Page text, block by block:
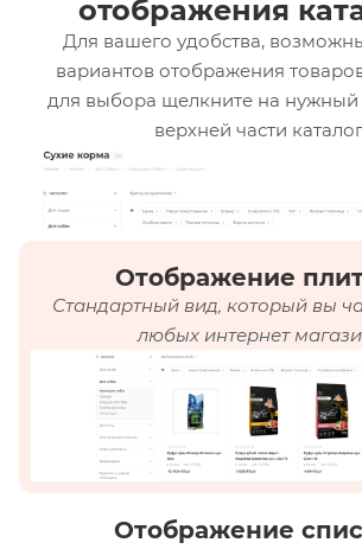
отображения
Для вашего удобства,
вариантов отображения
для выбора щелкните на нужный
верхней части
Отображение
Стандартный вид, который вы
любых интернет
Отображение